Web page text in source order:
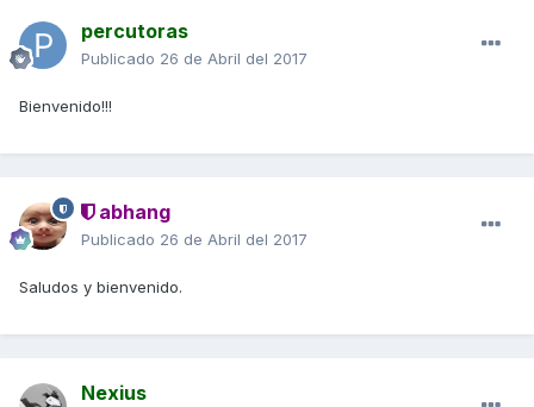
percutoras
Publicado 26 de Abril del 2017
Bienvenido!!!
abhang
Publicado 26 de Abril del 2017
Saludos y bienvenido.
Nexius